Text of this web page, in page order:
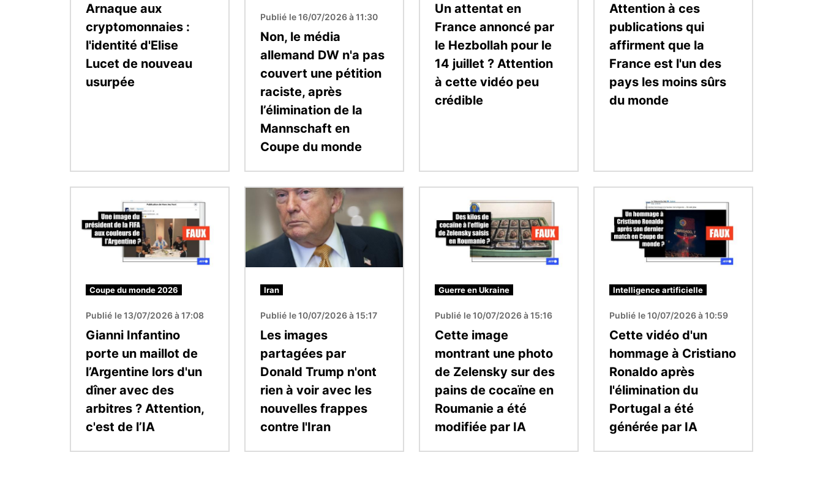
Arnaque aux
cryptomonnaies :
l'identité d'Elise
Lucet de nouveau
usurpée
Publié le 16/07/2026 à 11:30
Non, le média
allemand DW n'a pas
couvert une pétition
raciste, après
l’élimination de la
Mannschaft en
Coupe du monde
Un attentat en
France annoncé par
le Hezbollah pour le
14 juillet ? Attention
à cette vidéo peu
crédible
Attention à ces
publications qui
affirment que la
France est l'un des
pays les moins sûrs
du monde
Coupe du monde 2026
Publié le 13/07/2026 à 17:08
Gianni Infantino
porte un maillot de
l’Argentine lors d'un
dîner avec des
arbitres ? Attention,
c'est de l’IA
Image
Iran
Publié le 10/07/2026 à 15:17
Les images
partagées par
Donald Trump n'ont
rien à voir avec les
nouvelles frappes
contre l'Iran
Guerre en Ukraine
Publié le 10/07/2026 à 15:16
Cette image
montrant une photo
de Zelensky sur des
pains de cocaïne en
Roumanie a été
modifiée par IA
Intelligence artificielle
Publié le 10/07/2026 à 10:59
Cette vidéo d'un
hommage à Cristiano
Ronaldo après
l'élimination du
Portugal a été
générée par IA